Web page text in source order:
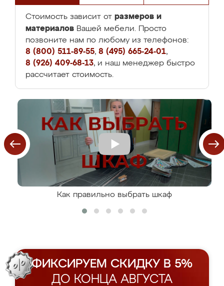
Стоимость зависит от размеров и
материалов Вашей мебели. Просто
позвоните нам по любому из телефонов:
8 (800) 511-89-55, 8 (495) 665-24-01,
8 (926) 409-68-13, и наш менеджер быстро
рассчитает стоимость.
Как правильно выбрать шкаф
ФИКСИРУЕМ СКИДКУ В 5%
ДО КОНЦА АВГУСТА